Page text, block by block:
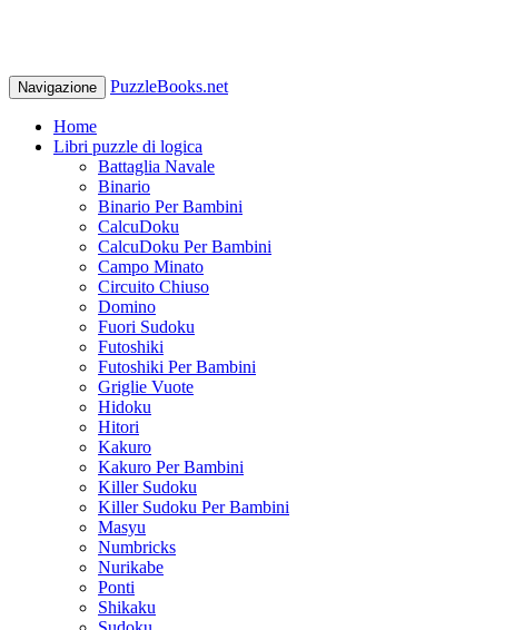
Navigazione PuzzleBooks.net
Home
Libri puzzle di logica
Battaglia Navale
Binario
Binario Per Bambini
CalcuDoku
CalcuDoku Per Bambini
Campo Minato
Circuito Chiuso
Domino
Fuori Sudoku
Futoshiki
Futoshiki Per Bambini
Griglie Vuote
Hidoku
Hitori
Kakuro
Kakuro Per Bambini
Killer Sudoku
Killer Sudoku Per Bambini
Masyu
Numbricks
Nurikabe
Ponti
Shikaku